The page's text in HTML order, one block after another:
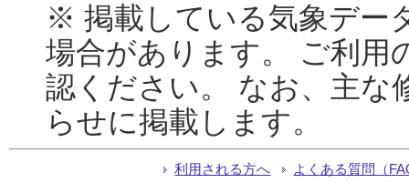
※ 掲載している気象デー
場合があります。 ご利用
認ください。 なお、主な
らせに掲載します。
利用される方へ よくある質問（